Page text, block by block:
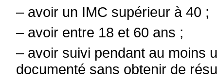
– avoir un IMC supérieur à 40 ;
– avoir entre 18 et 60 ans ;
– avoir suivi pendant au moins
documenté sans obtenir de